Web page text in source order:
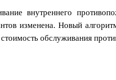
внутреннего
изменена. Новый
обслуживания